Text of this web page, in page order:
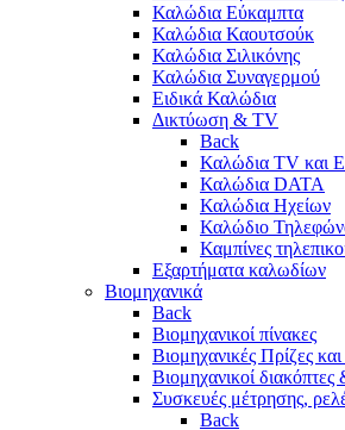
Καλώδια Εύκαμπτα
Καλώδια Καουτσούκ
Καλώδια Σιλικόνης
Καλώδια Συναγερμού
Ειδικά Καλώδια
Δικτύωση & TV
Back
Καλώδια TV και
Καλώδια DATA
Καλώδια Ηχείων
Καλώδιο
Καμπίνες
Eξαρτήματα καλωδίων
Βιομηχανικά
Back
Βιομηχανικοί πίνακες
Βιομηχανικές Πρίζες
Βιομηχανικοί διακόπτες
Συσκευές μέτρησης,
Back